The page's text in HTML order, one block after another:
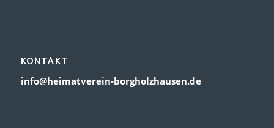
KONTAKT
info@heimatverein-borgholzhausen.de